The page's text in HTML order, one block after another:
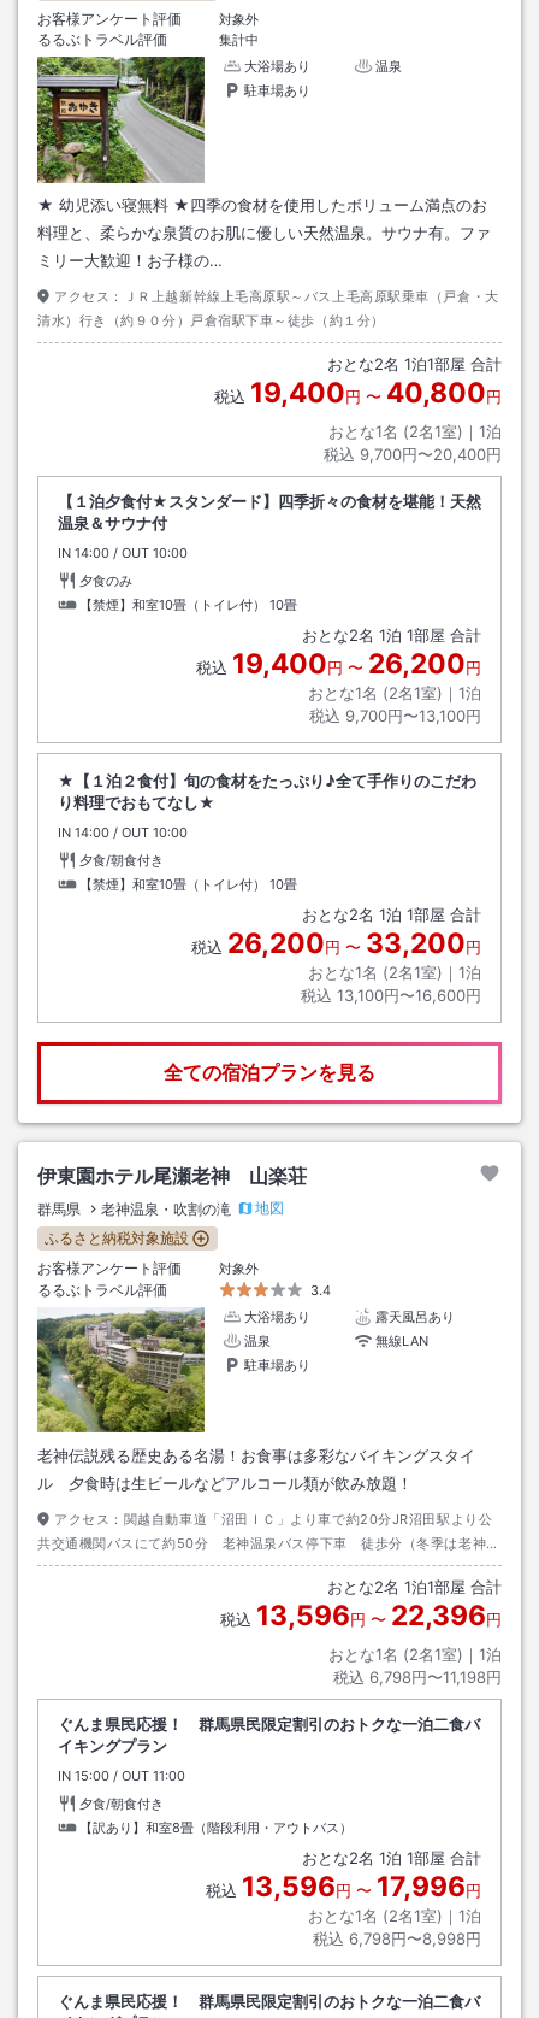
お客様アンケート評価
対象外
るるぶトラベル評価
集計中
大浴場あり
温泉
駐車場あり
★ 幼児添い寝無料 ★四季の食材を使用したボリューム満点のお
料理と、柔らかな泉質のお肌に優しい天然温泉。サウナ有。ファ
ミリー大歓迎！お子様の…
アクセス：
ＪＲ上越新幹線上毛高原駅～バス上毛高原駅乗車（戸倉・大
清水）行き（約９０分）戸倉宿駅下車～徒歩（約１分）
おとな2名 1泊1部屋 合計
税込 19,400円 〜 40,800円
おとな1名 (2名1室)｜ 1泊
税込 9,700円〜20,400円
【１泊夕食付★スタンダード】四季折々の食材を堪能！天然
温泉＆サウナ付
IN チェックイン
14:00 / OUT チェックアウト
10:00
夕食のみ
【禁煙】和室10畳（トイレ付）
10畳
おとな2名 1泊 1部屋 合計
税込 19,400円 〜 26,200円
おとな1名 (2名1室)｜ 1泊
税込 9,700円〜13,100円
★【１泊２食付】旬の食材をたっぷり♪全て手作りのこだわ
り料理でおもてなし★
IN チェックイン
14:00 / OUT チェックアウト
10:00
夕食/朝食付き
【禁煙】和室10畳（トイレ付）
10畳
おとな2名 1泊 1部屋 合計
税込 26,200円 〜 33,200円
おとな1名 (2名1室)｜ 1泊
税込 13,100円〜16,600円
全ての宿泊プランを見る
伊東園ホテル尾瀬老神 山楽荘
群馬県 老神温泉・吹割の滝
地図
ふるさと納税対象施設
お客様アンケート評価
対象外
るるぶトラベル評価
3.4
大浴場あり
露天風呂あり
温泉
無線LAN
駐車場あり
老神伝説残る歴史ある名湯！お食事は多彩なバイキングスタイ
ル 夕食時は生ビールなどアルコール類が飲み放題！
アクセス： 関越自動車道「沼田ＩＣ」より車で約20分JR沼田駅より公
共交通機関バスにて約50分 老神温泉バス停下車 徒歩分（冬季は老神温
泉バス停には停車しません）
おとな2名 1泊1部屋 合計
税込 13,596円 〜 22,396円
おとな1名 (2名1室)｜ 1泊
税込 6,798円〜11,198円
ぐんま県民応援！ 群馬県民限定割引のおトクな一泊二食バ
イキングプラン
IN チェックイン
15:00 / OUT チェックアウト
11:00
夕食/朝食付き
【訳あり】和室8畳（階段利用・アウトバス）
おとな2名 1泊 1部屋 合計
税込 13,596円 〜 17,996円
おとな1名 (2名1室)｜ 1泊
税込 6,798円〜8,998円
ぐんま県民応援！ 群馬県民限定割引のおトクな一泊二食バ